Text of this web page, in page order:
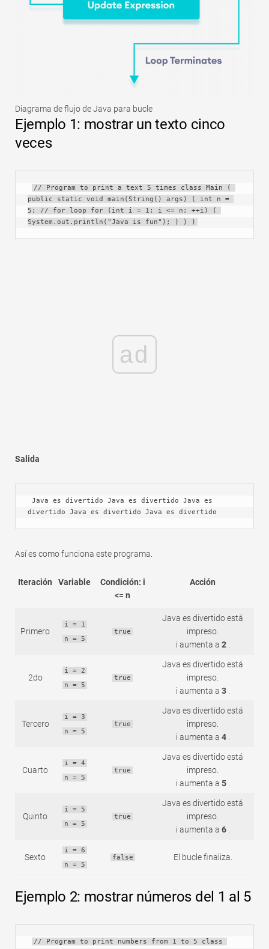
Diagrama de flujo de Java para bucle
Ejemplo 1: mostrar un texto cinco
veces
// Program to print a text 5 times class Main (
public static void main(String() args) ( int n =
5; // for loop for (int i = 1; i <= n; ++i) (
System.out.println("Java is fun"); ) ) )
ad
Salida
divertido Java es divertido Java es divertido
Así es como funciona este programa.
Iteración Variable
Condición: i
<= n
Acción
Primero
i = 1
n = 5
true
Java es divertido está
impreso.
i aumenta a 2.
2do
i = 2
n = 5
true
Java es divertido está
impreso.
i aumenta a 3.
Tercero
i = 3
n = 5
true
Java es divertido está
impreso.
i aumenta a 4.
Cuarto
i = 4
n = 5
true
Java es divertido está
impreso.
i aumenta a 5.
Quinto
i = 5
n = 5
true
Java es divertido está
impreso.
i aumenta a 6.
Sexto
i = 6
n = 5
false El bucle finaliza.
Ejemplo 2: mostrar números del 1 al 5
// Program to print numbers from 1 to 5 class